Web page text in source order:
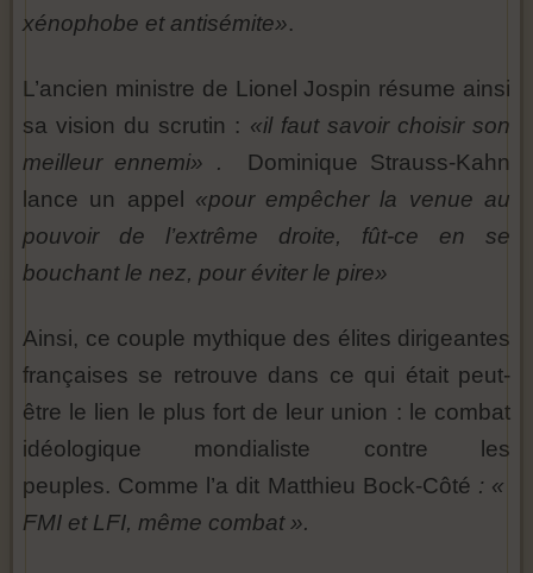
xénophobe et antisémite».
L’ancien ministre de Lionel Jospin résume ainsi
sa vision du scrutin : «il faut savoir choisir son
meilleur ennemi» . Dominique Strauss-Kahn
lance un appel «pour empêcher la venue au
pouvoir de l’extrême droite, fût-ce en se
bouchant le nez, pour éviter le pire»
Ainsi, ce couple mythique des élites dirigeantes
françaises se retrouve dans ce qui était peut-
être le lien le plus fort de leur union : le combat
idéologique mondialiste contre les
peuples. Comme l’a dit Matthieu Bock-Côté : «
FMI et LFI, même combat ».